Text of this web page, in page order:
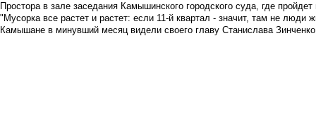
Простора в зале заседания Камышинского городского суда, где
"Мусорка все растет и растет: если 11-й квартал - значит, там не люди
Камышане в минувший месяц видели своего главу Станислава Зинченко